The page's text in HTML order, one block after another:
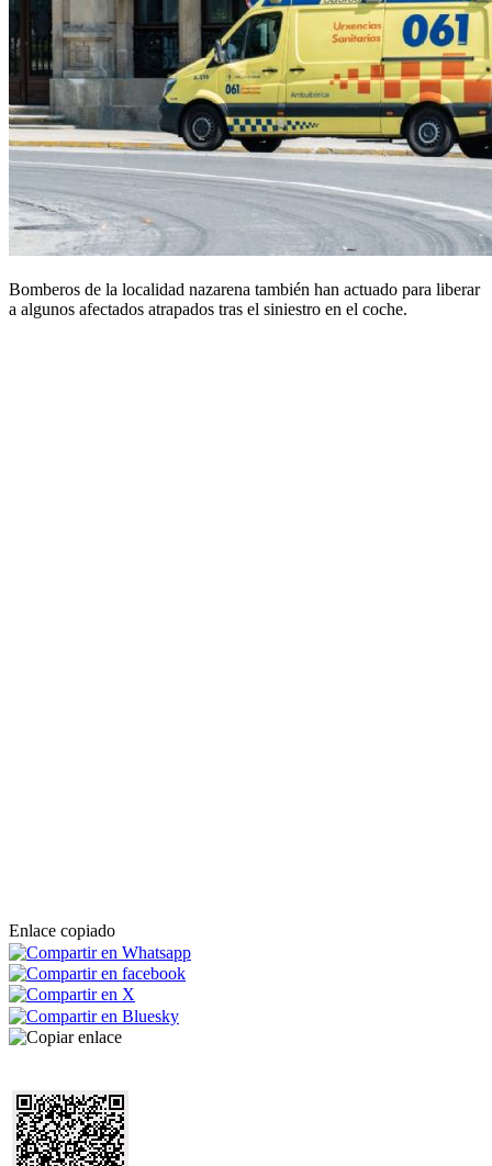
Bomberos de la localidad nazarena también han actuado para liberar
a algunos afectados atrapados tras el siniestro en el coche.
Enlace copiado